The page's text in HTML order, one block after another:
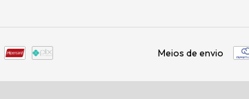
Meios de envio